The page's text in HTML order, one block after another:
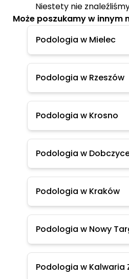
Niestety nie
Może poszukamy w innym
Podologia w Mielec
Podologia w Rzeszów
Podologia w Krosno
Podologia w
Podologia w Kraków
Podologia w Nowy
Podologia w Kalwaria